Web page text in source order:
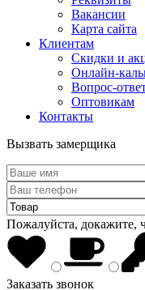
Вакансии
Карта сайта
Клиентам
Скидки и
Онлайн-
Вопрос-
Оптовикам
Контакты
Вызвать замерщика
Пожалуйста, докажите,
Заказать звонок